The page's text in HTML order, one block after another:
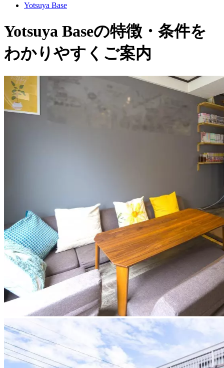
Yotsuya Base
Yotsuya Baseの特徴・条件を
わかりやすくご案内